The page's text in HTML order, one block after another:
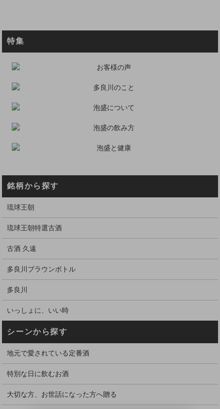
特集
銘柄から探す
琉球王朝
琉球王朝特選古酒
古酒 久遠
多良川ブラウンボトル
多良川
いっしょに、いい時
シーンから探す
地元で愛されている定番酒
特別な日に飲むお酒
大切な方、お世話になった方へ贈る